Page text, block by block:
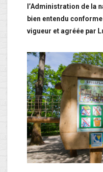
l’Administration de la
bien entendu
vigueur et agréée par